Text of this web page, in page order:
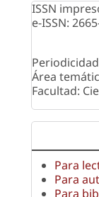
ISSN
e-ISSN:
Área
Facultad:
Para
Para
Para